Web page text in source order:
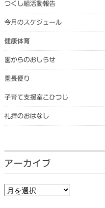
つくし組活動報告
今月のスケジュール
健康体育
園からのおしらせ
園長便り
子育て支援室こひつじ
礼拝のおはなし
アーカイブ
アーカイブ